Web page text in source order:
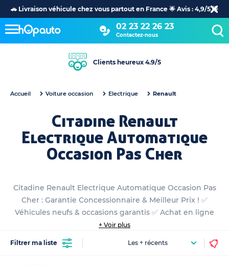
🚗 Livraison véhicule chez vous partout en France 🌟 Avis : 4,9/5 🌟
02 23 22 26 23
Contactez-nous
Clients heureux 4.9/5
Accueil Voiture occasion Electrique Renault
Citadine Renault
Electrique Automatique
Occasion Pas Cher
Citadine Renault Electrique Automatique Occasion Pas
Cher : Garantie Concessionnaire & Meilleur Prix ! ✅
Véhicules neufs & occasions garantis ✅ Achat en ligne
ou en concession
+ Voir plus
Filtrer ma liste